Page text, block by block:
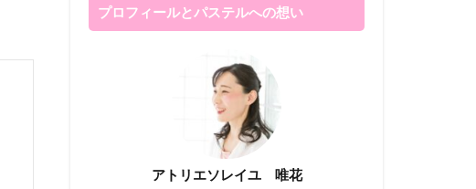
プロフィールとパステルへの想い
アトリエソレイユ 唯花